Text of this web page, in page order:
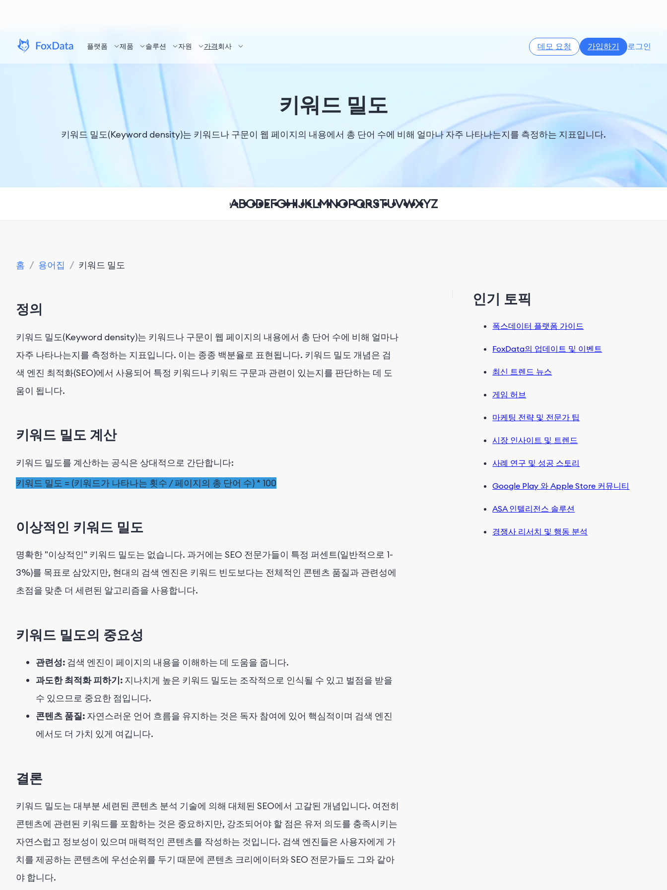
플랫폼 제품 솔루션 자원 가격회사 데모 요청 가입하기 로그인
키워드 밀도
키워드 밀도(Keyword density)는 키워드나 구문이 웹 페이지의 내용에서 총 단어 수에 비해 얼마나 자주 나타나는지를 측정하는 지표입니다.
ABCDEFGHIJKLMNOPQRSTUVWXYZ
홈 / 용어집 / 키워드 밀도
정의
키워드 밀도(Keyword density)는 키워드나 구문이 웹 페이지의 내용에서 총 단어 수에 비해 얼마나
자주 나타나는지를 측정하는 지표입니다. 이는 종종 백분율로 표현됩니다. 키워드 밀도 개념은 검
색 엔진 최적화(SEO)에서 사용되어 특정 키워드나 키워드 구문과 관련이 있는지를 판단하는 데 도
움이 됩니다.
키워드 밀도 계산
키워드 밀도를 계산하는 공식은 상대적으로 간단합니다:
키워드 밀도 = (키워드가 나타나는 횟수 / 페이지의 총 단어 수) * 100
이상적인 키워드 밀도
명확한 "이상적인" 키워드 밀도는 없습니다. 과거에는 SEO 전문가들이 특정 퍼센트(일반적으로 1-
3%)를 목표로 삼았지만, 현대의 검색 엔진은 키워드 빈도보다는 전체적인 콘텐츠 품질과 관련성에
초점을 맞춘 더 세련된 알고리즘을 사용합니다.
키워드 밀도의 중요성
관련성: 검색 엔진이 페이지의 내용을 이해하는 데 도움을 줍니다.
과도한 최적화 피하기: 지나치게 높은 키워드 밀도는 조작적으로 인식될 수 있고 벌점을 받을
수 있으므로 중요한 점입니다.
콘텐츠 품질: 자연스러운 언어 흐름을 유지하는 것은 독자 참여에 있어 핵심적이며 검색 엔진
에서도 더 가치 있게 여깁니다.
결론
키워드 밀도는 대부분 세련된 콘텐츠 분석 기술에 의해 대체된 SEO에서 고갈된 개념입니다. 여전히
콘텐츠에 관련된 키워드를 포함하는 것은 중요하지만, 강조되어야 할 점은 유저 의도를 충족시키는
자연스럽고 정보성이 있으며 매력적인 콘텐츠를 작성하는 것입니다. 검색 엔진들은 사용자에게 가
치를 제공하는 콘텐츠에 우선순위를 두기 때문에 콘텐츠 크리에이터와 SEO 전문가들도 그와 같아
야 합니다.
인기 토픽
폭스데이터 플랫폼 가이드
FoxData의 업데이트 및 이벤트
최신 트렌드 뉴스
게임 허브
마케팅 전략 및 전문가 팁
시장 인사이트 및 트렌드
사례 연구 및 성공 스토리
Google Play 와 Apple Store 커뮤니티
ASA 인텔리전스 솔루션
경쟁사 리서치 및 행동 분석